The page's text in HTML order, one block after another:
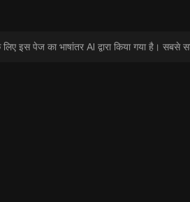
इस पेज का भाषांतर AI द्वारा किया गया है।